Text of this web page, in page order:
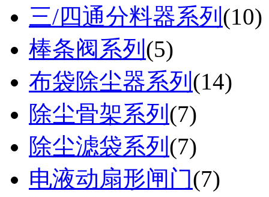
三/四通分料器系列 (10)
棒条阀系列 (5)
布袋除尘器系列 (14)
除尘骨架系列 (7)
除尘滤袋系列 (7)
电液动扇形闸门(7)